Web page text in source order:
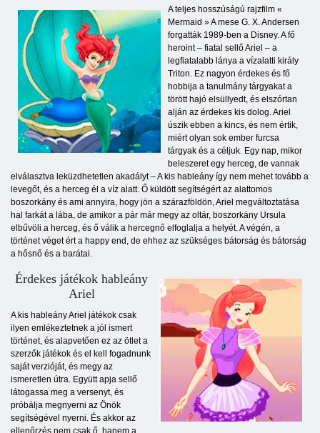
A teljes hosszúságú rajzfilm «
Mermaid » A mese G. X. Andersen
forgatták 1989-ben a Disney. A fő
heroint – fiatal sellő Ariel – a
legfiatalabb lánya a vízalatti király
Triton. Ez nagyon érdekes és fő
hobbija a tanulmány tárgyakat a
törött hajó elsüllyedt, és elszórtan
alján az érdekes kis dolog. Ariel
úszik ebben a kincs, és nem értik,
miért olyan sok ember furcsa
tárgyak és a céljuk. Egy nap, mikor
beleszeret egy herceg, de vannak
elválasztva leküzdhetetlen akadályt – A kis hableány így nem mehet tovább a
levegőt, és a herceg él a víz alatt. Ő küldött segítségért az alattomos
boszorkány és ami annyira, hogy jön a szárazföldön, Ariel megváltoztatása
hal farkát a lába, de amikor a pár már megy az oltár, boszorkány Ursula
elbűvöli a herceg, és ő válik a hercegnő elfoglalja a helyét. A végén, a
történet véget ért a happy end, de ehhez az szükséges bátorság és bátorság
a hősnő és a barátai.
Érdekes játékok hableány
Ariel
A kis hableány Ariel játékok csak
ilyen emlékeztetnek a jól ismert
történet, és alapvetően ez az ötlet a
szerzők játékok és el kell fogadnunk
saját verzióját, és megy az
ismeretlen útra. Együtt apja sellő
látogassa meg a versenyt, és
próbálja megnyerni az Önök
segítségével nyerni. És akkor az